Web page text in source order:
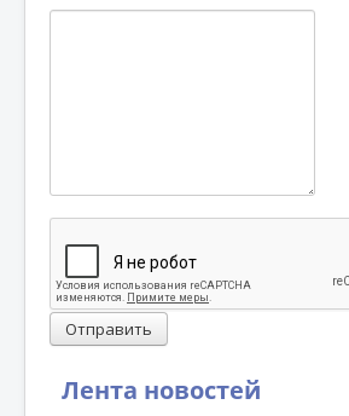
Лента новостей
Отправить